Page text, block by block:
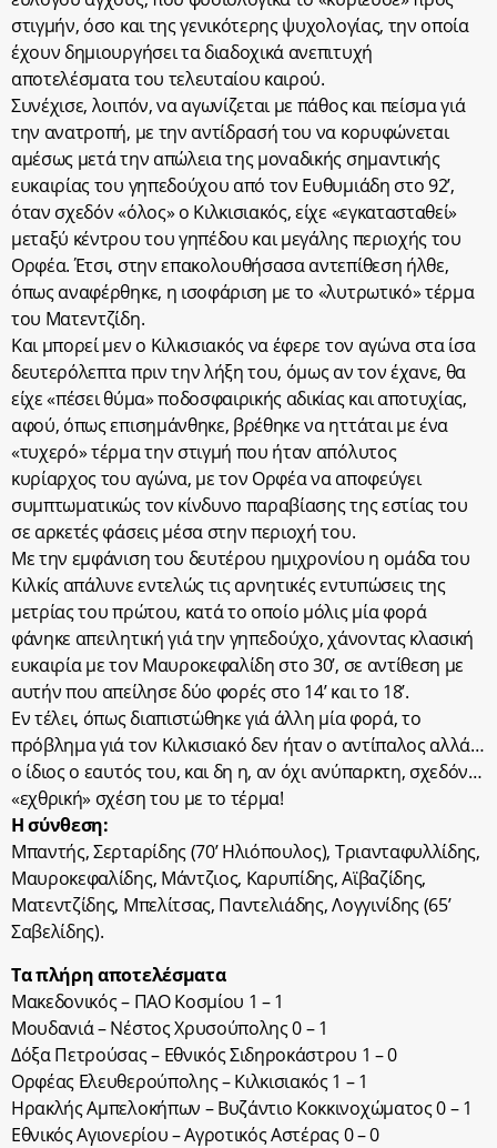
στιγμήν, όσο και της γενικότερης ψυχολογίας, την οποία
έχουν δημιουργήσει τα διαδοχικά ανεπιτυχή
αποτελέσματα του τελευταίου καιρού.
Συνέχισε, λοιπόν, να αγωνίζεται με πάθος και πείσμα γιά
την ανατροπή, με την αντίδρασή του να κορυφώνεται
αμέσως μετά την απώλεια της μοναδικής σημαντικής
ευκαιρίας του γηπεδούχου από τον Ευθυμιάδη στο 92’,
όταν σχεδόν «όλος» ο Κιλκισιακός, είχε «εγκατασταθεί»
μεταξύ κέντρου του γηπέδου και μεγάλης περιοχής του
Ορφέα. Έτσι, στην επακολουθήσασα αντεπίθεση ήλθε,
όπως αναφέρθηκε, η ισοφάριση με το «λυτρωτικό» τέρμα
του Ματεντζίδη.
Και μπορεί μεν ο Κιλκισιακός να έφερε τον αγώνα στα ίσα
δευτερόλεπτα πριν την λήξη του, όμως αν τον έχανε, θα
είχε «πέσει θύμα» ποδοσφαιρικής αδικίας και αποτυχίας,
αφού, όπως επισημάνθηκε, βρέθηκε να ηττάται με ένα
«τυχερό» τέρμα την στιγμή που ήταν απόλυτος
κυρίαρχος του αγώνα, με τον Ορφέα να αποφεύγει
συμπτωματικώς τον κίνδυνο παραβίασης της εστίας του
σε αρκετές φάσεις μέσα στην περιοχή του.
Με την εμφάνιση του δευτέρου ημιχρονίου η ομάδα του
Κιλκίς απάλυνε εντελώς τις αρνητικές εντυπώσεις της
μετρίας του πρώτου, κατά το οποίο μόλις μία φορά
φάνηκε απειλητική γιά την γηπεδούχο, χάνοντας κλασική
ευκαιρία με τον Μαυροκεφαλίδη στο 30’, σε αντίθεση με
αυτήν που απείλησε δύο φορές στο 14’ και το 18’.
Εν τέλει, όπως διαπιστώθηκε γιά άλλη μία φορά, το
πρόβλημα γιά τον Κιλκισιακό δεν ήταν ο αντίπαλος αλλά…
ο ίδιος ο εαυτός του, και δη η, αν όχι ανύπαρκτη, σχεδόν…
«εχθρική» σχέση του με το τέρμα!
Η σύνθεση:
Μπαντής, Σερταρίδης (70’ Ηλιόπουλος), Τριανταφυλλίδης,
Μαυροκεφαλίδης, Μάντζιος, Καρυπίδης, Αϊβαζίδης,
Ματεντζίδης, Μπελίτσας, Παντελιάδης, Λογγινίδης (65’
Σαβελίδης).
Τα πλήρη αποτελέσματα
Μακεδονικός – ΠΑΟ Κοσμίου 1 – 1
Μουδανιά – Νέστος Χρυσούπολης 0 – 1
Δόξα Πετρούσας – Εθνικός Σιδηροκάστρου 1 – 0
Ορφέας Ελευθερούπολης – Κιλκισιακός 1 – 1
Ηρακλής Αμπελοκήπων – Βυζάντιο Κοκκινοχώματος 0 – 1
Εθνικός Αγιονερίου – Αγροτικός Αστέρας 0 – 0